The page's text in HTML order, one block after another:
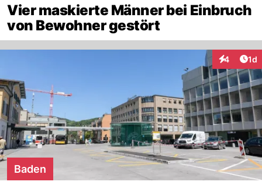
Vier maskierte Männer bei Einbruch
von Bewohner gestört
4 1d
Baden